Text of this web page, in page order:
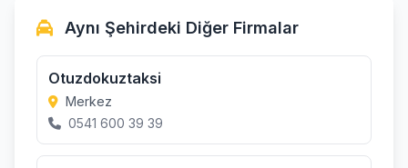
Aynı Şehirdeki Diğer Firmalar
Otuzdokuztaksi
Merkez
0541 600 39 39